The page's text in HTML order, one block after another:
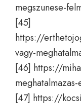
megszunese-
[45]
https://
vagy-
[46] https://
[47] https://